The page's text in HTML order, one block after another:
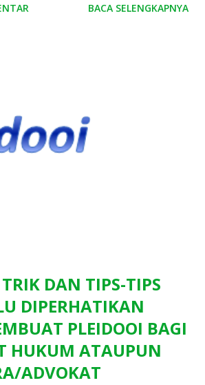
bunyinya". Demikian pula dengan
kita sudah salah menggunakannya.
kita mungkin akan menemukan riak-
BACA SELENGKAPNYA
DAN TIPS-TIPS
DIPERHATIKAN
PLEIDOOI BAGI
HUKUM ATAUPUN
ADVOKAT